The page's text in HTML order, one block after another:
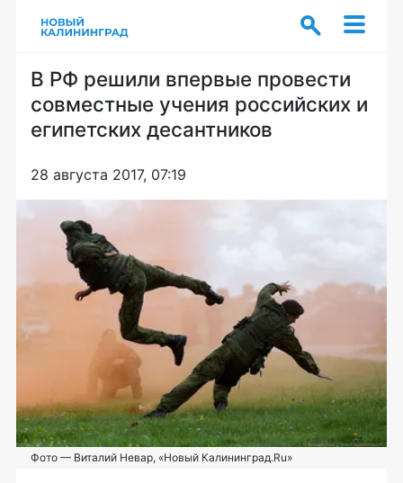
В РФ решили впервые провести
совместные учения российских и
египетских десантников
28 августа 2017, 07:19
Фото — Виталий Невар, «Новый Калининград.Ru»